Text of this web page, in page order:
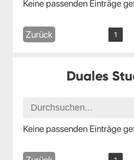
Keine passenden Einträge
Zurück 1
Duales
Keine passenden Einträge